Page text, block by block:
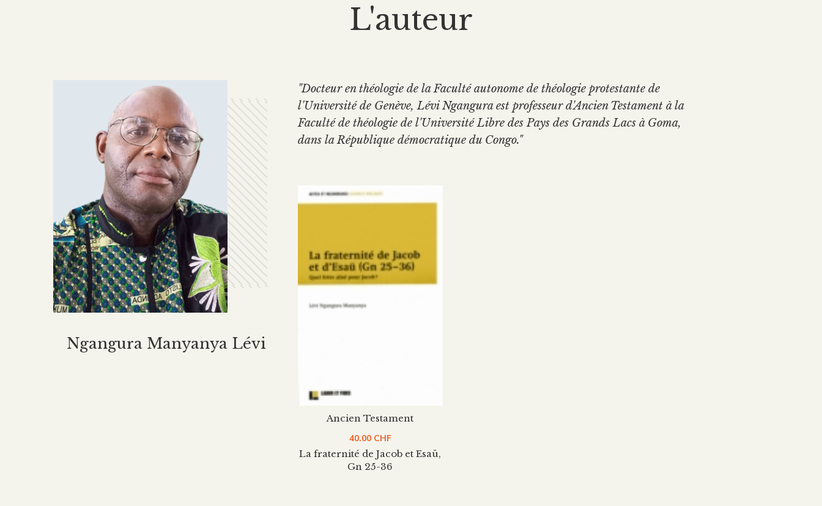
L'auteur
Ngangura Manyanya Lévi
"Docteur en théologie de la Faculté autonome de théologie protestante de
l'Université de Genève, Lévi Ngangura est professeur d'Ancien Testament à la
Faculté de théologie de l'Université Libre des Pays des Grands Lacs à Goma,
dans la République démocratique du Congo."
La fraternité de Jacob et Esaü,
Gn 25-36
Ancien Testament
40.00 CHF